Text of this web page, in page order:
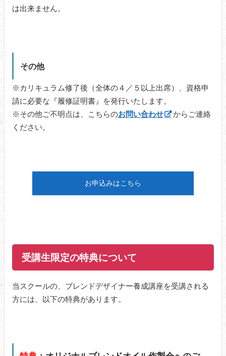
は出来ません。
その他
※カリキュラム修了後（全体の４／５以上出席）、資格申
請に必要な『履修証明書』を発行いたします。
※その他ご不明点は、こちらのお問い合わせ
からご連絡
ください。
お申込みはこちら
受講生限定の特典について
当スクールの、ブレンドデザイナー養成講座を受講される
方には、以下の特典があります。